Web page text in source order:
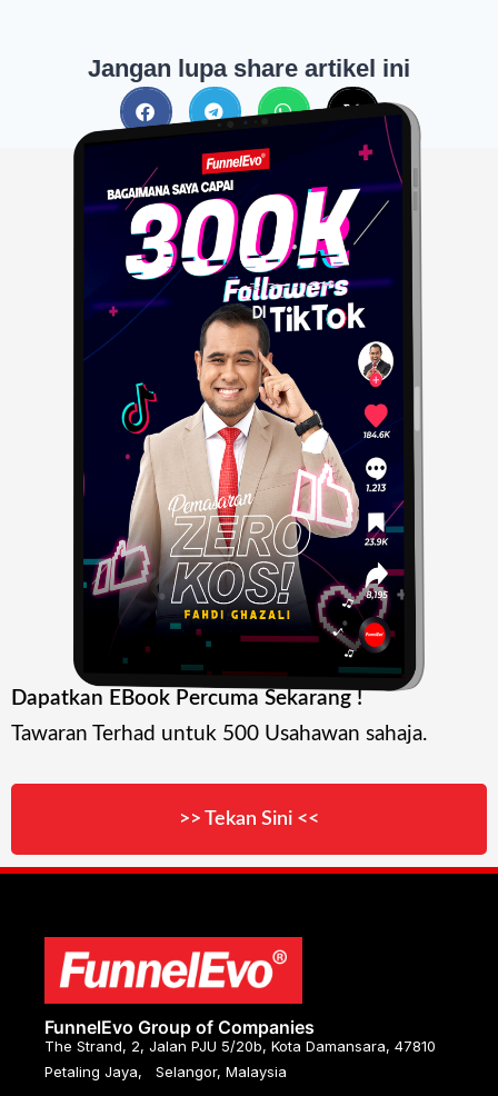
Jangan lupa share artikel ini
Dapatkan EBook Percuma Sekarang !
Tawaran Terhad untuk 500 Usahawan sahaja.
>> Tekan Sini <<
FunnelEvo Group of Companies
The Strand, 2, Jalan PJU 5/20b, Kota Damansara, 47810
Petaling Jaya, Selangor, Malaysia